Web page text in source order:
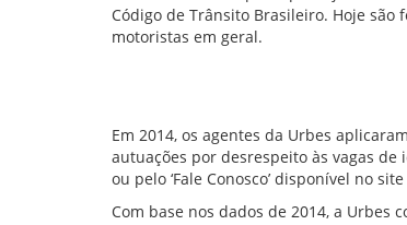
Código de Trânsito Brasileiro. Hoje
motoristas em geral.
Em 2014, os agentes da Urbes
autuações por desrespeito às vagas
ou pelo ‘Fale Conosco’ disponível no
Com base nos dados de 2014, a Urbes